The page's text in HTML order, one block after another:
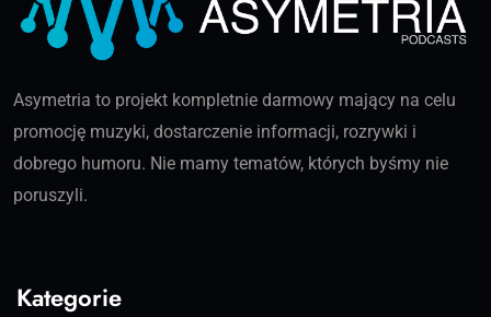
Asymetria to projekt kompletnie darmowy mający na celu
promocję muzyki, dostarczenie informacji, rozrywki i
dobrego humoru. Nie mamy tematów, których byśmy nie
poruszyli.
Kategorie